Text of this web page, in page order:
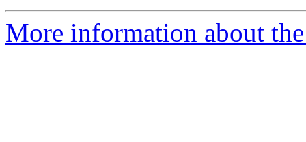
More information about